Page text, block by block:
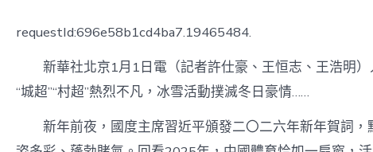
評：
體
育
窗
展
requestId:696e58b1cd4ba7.19465484.
新華社北京1月1日電（記者許仕豪、王恒志、王浩明）
“城超”“村超”熱烈不凡，冰雪活動撲滅冬日豪情……
新年前夜，國度主席習近平頒發二〇二六年新年賀詞